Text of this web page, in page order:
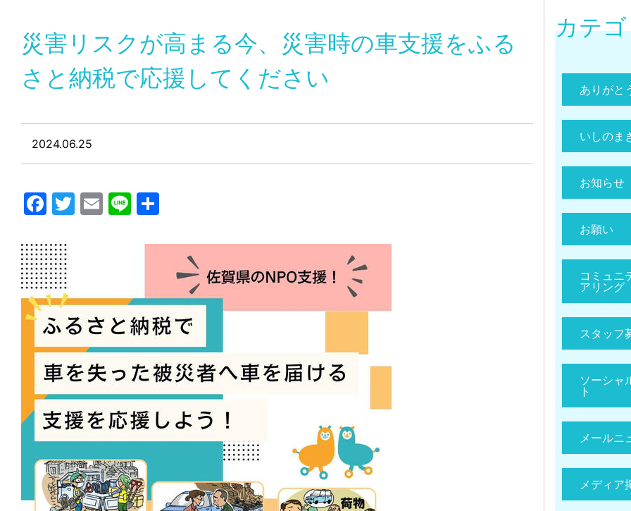
災害リスクが高まる今、災害時の車支援をふる
さと納税で応援してください
2024.06.25
Facebook
Twitter
Email
Line
カテ
ありがと
いしのま
お知らせ
お願い
コミュニ
アリング
スタッフ
ソーシャ
ト
メールニ
メディア